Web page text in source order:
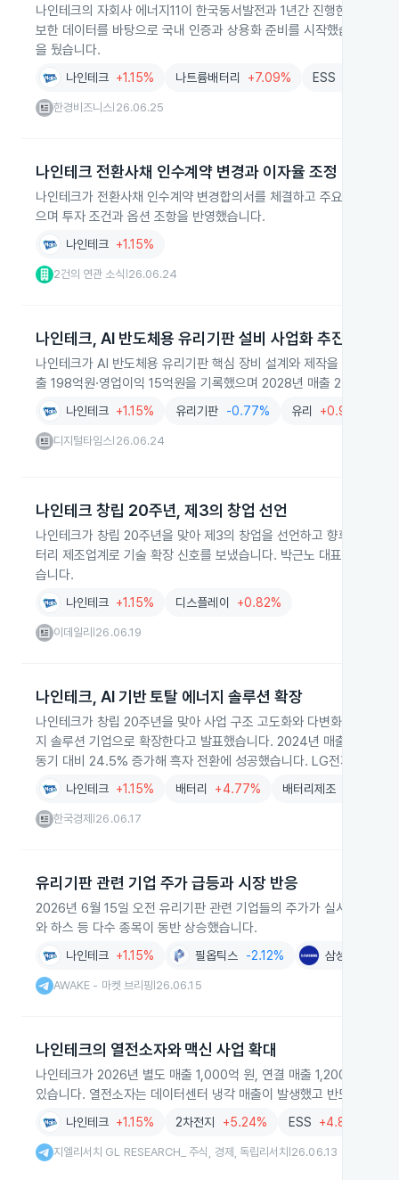
나인테크의 자회사 에너지11이 한국동서발전과 1년간 진행한 ESS용
보한 데이터를 바탕으로 국내 인증과 상용화 준비를 시작했습니다.
을 뒀습니다.
나인테크 +1.15% 나트륨배터리 +7.09% ESS
한경비즈니스 26.06.25
나인테크 전환사채 인수계약 변경과 이자율 조정
나인테크가 전환사채 인수계약 변경합의서를 체결하고 주요사항보
으며 투자 조건과 옵션 조항을 반영했습니다.
나인테크 +1.15%
2건의 연관 소식 26.06.24
나인테크, AI 반도체용 유리기판 설비 사업화 추진
나인테크가 AI 반도체용 유리기판 핵심 장비 설계와 제작을 완료하
출 198억원·영업이익 15억원을 기록했으며 2028년 매출 2700억원
나인테크 +1.15% 유리기판 -0.77% 유리 +0.98%
디지털타임스 26.06.24
나인테크 창립 20주년, 제3의 창업 선언
나인테크가 창립 20주년을 맞아 제3의 창업을 선언하고 향후 10년을
터리 제조업계로 기술 확장 신호를 보냈습니다. 박근노 대표는 건식
습니다.
나인테크 +1.15% 디스플레이 +0.82%
이데일리 26.06.19
나인테크, AI 기반 토탈 에너지 솔루션 확장
나인테크가 창립 20주년을 맞아 사업 구조 고도화와 다변화를 추진
지 솔루션 기업으로 확장한다고 발표했습니다. 2024년 매출은
동기 대비 24.5% 증가해 흑자 전환에 성공했습니다. LG전자 등과
한 수직계열화를 강화하며 AI 데이터센터 냉각 기술 개발에도 착수했
나인테크 +1.15% 배터리 +4.77% 배터리제조
한국경제 26.06.17
유리기판 관련 기업 주가 급등과 시장 반응
2026년 6월 15일 오전 유리기판 관련 기업들의 주가가 실시간 시장
와 하스 등 다수 종목이 동반 상승했습니다.
나인테크 +1.15% 필옵틱스 -2.12% 삼성전기
AWAKE - 마켓 브리핑 26.06.15
나인테크의 열전소자와 맥신 사업 확대
나인테크가 2026년 별도 매출 1,000억 원, 연결 매출 1,200억 원을
있습니다. 열전소자는 데이터센터 냉각 매출이 발생했고 반도체 냉각
나인테크 +1.15% 2차전지 +5.24% ESS +4.80%
지엘리서치 GL RESEARCH_ 주식, 경제, 독립리서치 26.06.13